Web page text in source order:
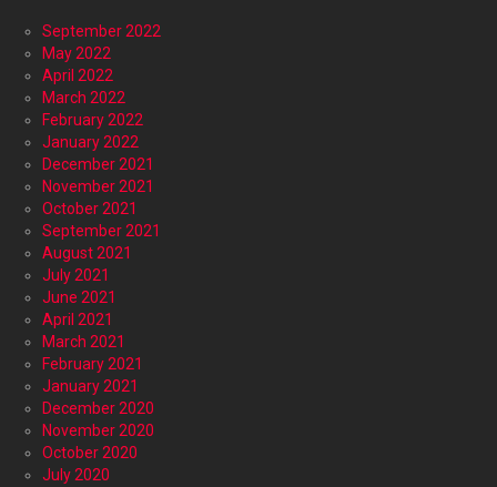
September 2022
May 2022
April 2022
March 2022
February 2022
January 2022
December 2021
November 2021
October 2021
September 2021
August 2021
July 2021
June 2021
April 2021
March 2021
February 2021
January 2021
December 2020
November 2020
October 2020
July 2020